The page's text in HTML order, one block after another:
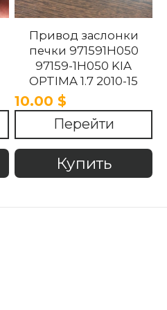
Привод заслонки
печки 971591H050
97159-1H050 KIA
OPTIMA 1.7 2010-15
10.00 $
Перейти
Купить